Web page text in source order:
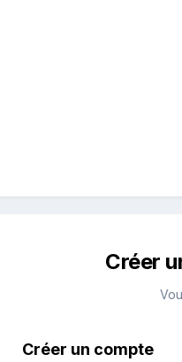
Créer
Créer un compte